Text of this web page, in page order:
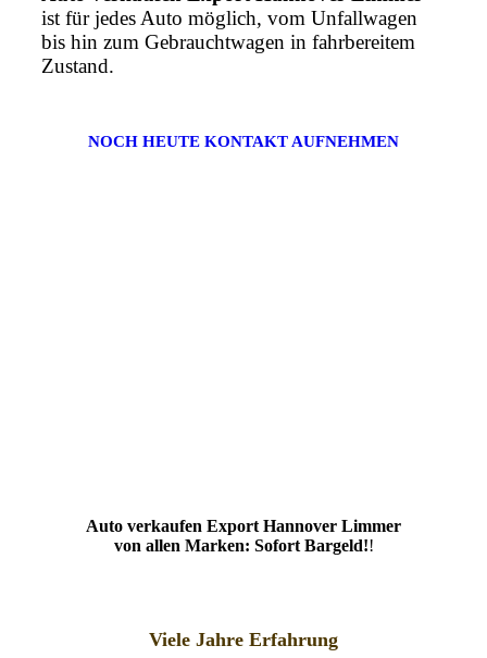
ist für jedes Auto möglich, vom Unfallwagen
bis hin zum Gebrauchtwagen in fahrbereitem
Zustand.
NOCH HEUTE KONTAKT AUFNEHMEN
Auto verkaufen Export Hannover Limmer
von allen Marken: Sofort Bargeld!!
Viele Jahre Erfahrung